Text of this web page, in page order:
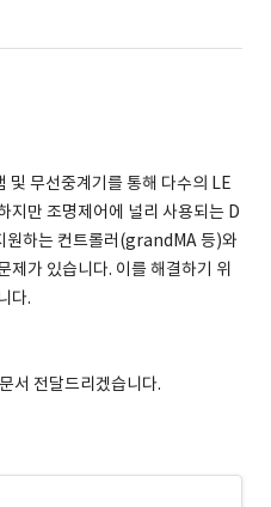
및 무선중계기를 통해 다수의 LE
지만 조명제어에 널리 사용되는 D
원하는 컨트롤러(grandMA 등)와
제가 있습니다. 이를 해결하기 위
다.
서 전달드리겠습니다.